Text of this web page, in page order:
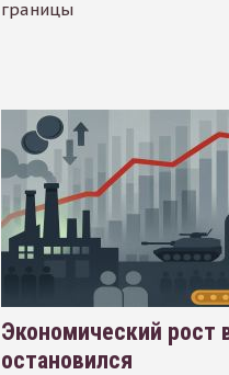
границы
Экономический рост
остановился